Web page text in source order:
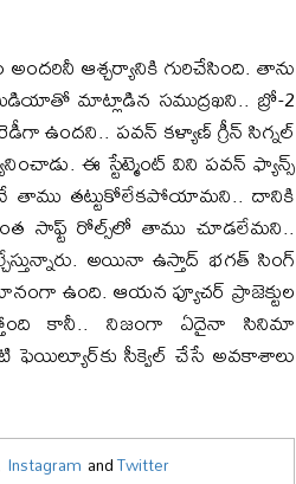
అంద‌రినీ ఆశ్చ‌ర్యానికి గురిచేసింది. తాను
మాట్లాడిన స‌ముద్ర‌ఖ‌ని.. బ్రో-2
ఉంద‌ని.. ప‌వ‌న్ క‌ళ్యాణ్ గ్రీన్ సిగ్న‌ల్
ఈ స్టేట్మెంట్ విని ప‌వ‌న్ ఫ్యాన్స్
తాము త‌ట్టుకోలేక‌పోయామ‌ని.. దానికి
ఇంత సాఫ్ట్ రోల్స్‌లో తాము చూడ‌లేమ‌ని..
అయినా ఉస్తాద్ భ‌గ‌త్ సింగ్
ఉంది. ఆయ‌న ఫ్యూచ‌ర్ ప్రాజెక్టుల
కానీ.. నిజంగా ఏదైనా సినిమా
ఫెయిల్యూర్‌కు సీక్వెల్ చేసే అవ‌కాశాలు
Instagram andTwitter